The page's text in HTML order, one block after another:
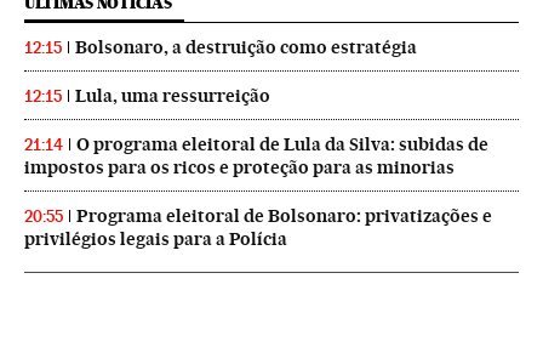
12:15 Bolsonaro, a destruição como estratégia
12:15 Lula, uma ressurreição
21:14
O programa eleitoral de Lula da Silva: subidas de
impostos para os ricos e proteção para as minorias
20:55
Programa eleitoral de Bolsonaro: privatizações e
privilégios legais para a Polícia